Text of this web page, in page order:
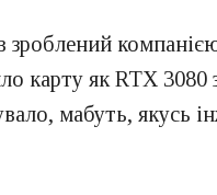
зроблений
карту як RTX
мабуть, якусь